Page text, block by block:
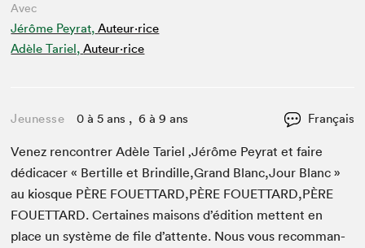
Avec
Jérôme Peyrat, Auteur·rice
Adèle Tariel, Auteur·rice
Jeunesse 0 à 5 ans , 6 à 9 ans Français
Venez ren­con­tr­er Adèle Tariel‚Jérôme Peyrat et faire
dédi­cac­er « Bertille et Brindille,Grand Blanc,Jour Blanc »
au kiosque PÈRE FOUETTARD,PÈRE FOUETTARD,PÈRE
FOU­ET­TARD. Cer­taines maisons d’édi­tion met­tent en
place un sys­tème de file d’at­tente. Nous vous recom­man­